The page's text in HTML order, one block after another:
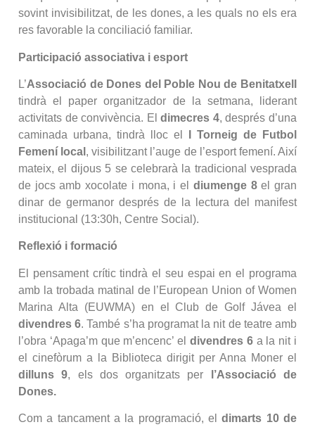
sovint invisibilitzat, de les dones, a les quals no els era
res favorable la conciliació familiar.
Participació associativa i esport
L’Associació de Dones del Poble Nou de Benitatxell
tindrà el paper organitzador de la setmana, liderant
activitats de convivència. Eldimecres 4, després d’una
caminada urbana, tindrà lloc el
I Torneig de Futbol
Femení local , visibilitzant l’auge de l’esport femení. Així
mateix, el dijous 5 se celebrarà la tradicional vesprada
de jocs amb xocolate i mona, i el diumenge 8el gran
dinar de germanor després de la lectura del manifest
institucional (13:30h, Centre Social).
Reflexió i formació
El pensament crític tindrà el seu espai en el programa
amb la trobada matinal de l’European Union of Women
Marina Alta (EUWMA) en el Club de Golf Jávea el
divendres 6. També s’ha programat la nit de teatre amb
l’obra ‘Apaga’m que m’encenc’ el divendres 6a la nit i
el cinefòrum a la Biblioteca dirigit per Anna Moner el
dilluns 9, els dos organitzats per
l’Associació de
Dones.
Com a tancament a la programació, eldimarts 10 de